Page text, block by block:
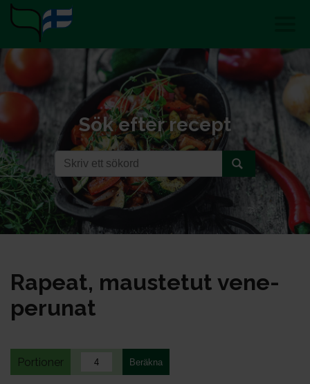
Sök efter recept
Ra­peat, maus­te­tut ve­ne­
pe­ru­nat
Portioner